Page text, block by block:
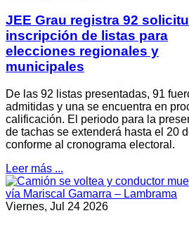
JEE Grau registra 92
inscripción de listas para
elecciones regionales y
municipales
De las 92 listas presentadas, 91
admitidas y una se encuentra en
calificación. El periodo para la
de tachas se extenderá hasta el 20
conforme al cronograma electoral.
Leer más ...
Viernes, Jul 24 2026